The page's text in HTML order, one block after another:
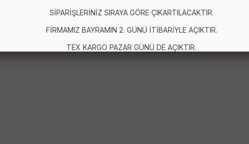
SİPARİŞLERİNİZ SIRAYA GÖRE ÇIKARTILACAKTIR.
FİRMAMIZ BAYRAMIN 2. GÜNÜ İTİBARİYLE AÇIKTIR.
TEX KARGO PAZAR GÜNÜ DE AÇIKTIR.